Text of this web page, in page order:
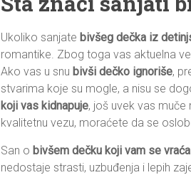
Ukoliko sanjate bivšeg dečka iz
romantike. Zbog toga vas aktuelna
Ako vas u snu bivši dečko ignoriše,
stvarima koje su mogle, a nisu se
koji vas kidnapuje, još uvek vas
kvalitetnu vezu, moraćete da se
San o bivšem dečku koji vam se vraća
nedostaje strasti, uzbuđenja i lepih